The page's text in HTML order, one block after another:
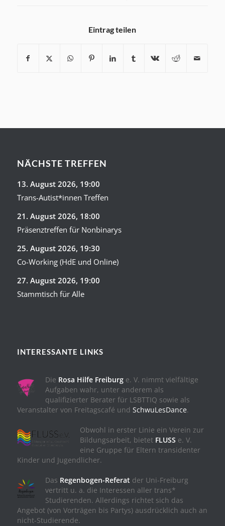
Eintrag teilen
NÄCHSTE TREFFEN
13. August 2026, 19:00
Trans-Autist*innen Treffen
21. August 2026, 18:00
Präsenztreffen für Nonbinarys
25. August 2026, 19:30
Co-Working (HdE und Online)
27. August 2026, 19:00
Stammtisch für Alle
INTERESSANTE LINKS
Die Rosa Hilfe Freiburge. V. nimmt vielfältige
Aufgaben wahr, unter anderem als
qualifizierter Berater für LSBTTIQ sowie als
Veranstalter von Freitagscafé und SchwuLesDance.
Obwohl in erster Linie ein Verein zur
Bildungsarbeit, bietet FLUSS e. V.
eine Gruppe für Eltern transidenter
Kinder und Jugendlicher.
Das Regenbogen-Referat der Uni-Freiburg
vertritt u. a. die Interessen aller trans*
Studierenden. Allerdings richtet sich das
Angebot (von Vorträgen bis Partys) ausdrücklich auch an
nicht-Studierende.